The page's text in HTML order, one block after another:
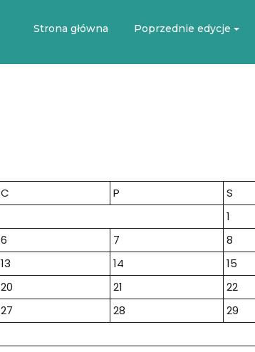
Strona główna Poprzednie edycje
C P S
1
6 7 8
13 14 15
20 21 22
27 28 29